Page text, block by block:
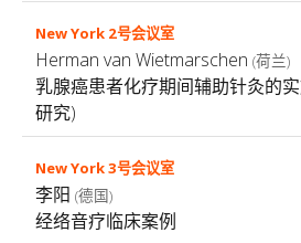
Herman van Wietmarschen (荷兰)
乳腺癌患者化疗期间辅助针灸的
研究)
李阳 (德国)
经络音疗临床案例